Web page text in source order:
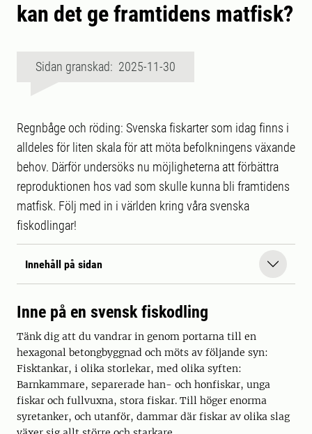
kan det ge framtidens matfisk?
Sidan granskad: 2025-11-30
Regnbåge och röding: Svenska fiskarter som idag finns i
alldeles för liten skala för att möta befolkningens växande
behov. Därför undersöks nu möjligheterna att förbättra
reproduktionen hos vad som skulle kunna bli framtidens
matfisk. Följ med in i världen kring våra svenska
fiskodlingar!
Innehåll på sidan
Inne på en svensk fiskodling
Tänk dig att du vandrar in genom portarna till en
hexagonal betongbyggnad och möts av följande syn:
Fisktankar, i olika storlekar, med olika syften:
Barnkammare, separerade han- och honfiskar, unga
fiskar och fullvuxna, stora fiskar. Till höger enorma
syretanker, och utanför, dammar där fiskar av olika slag